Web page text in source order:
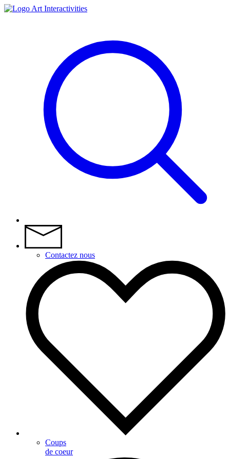
Art Interactivities
Contactez nous
Coups
de coeur